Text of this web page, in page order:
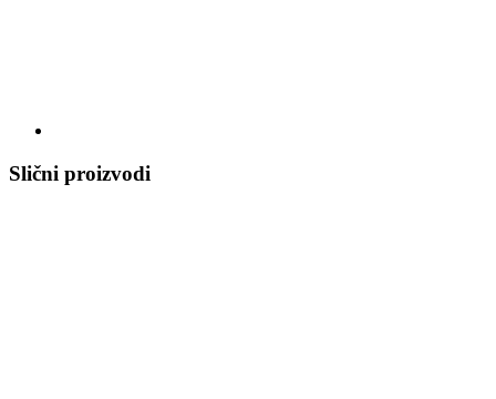
Slični proizvodi